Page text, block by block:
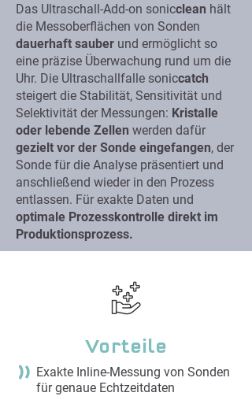
Das Ultraschall-Add-on sonicclean hält
die Messoberflächen von Sonden
dauerhaft sauber und ermöglicht so
eine präzise Überwachung rund um die
Uhr. Die Ultraschallfalle soniccatch
steigert die Stabilität, Sensitivität und
Selektivität der Messungen: Kristalle
oder lebende Zellen werden dafür
gezielt vor der Sonde eingefangen, der
Sonde für die Analyse präsentiert und
anschließend wieder in den Prozess
entlassen. Für exakte Daten und
optimale Prozesskontrolle direkt im
Produktionsprozess.
Vorteile
Exakte Inline-Messung von Sonden
für genaue Echtzeitdaten